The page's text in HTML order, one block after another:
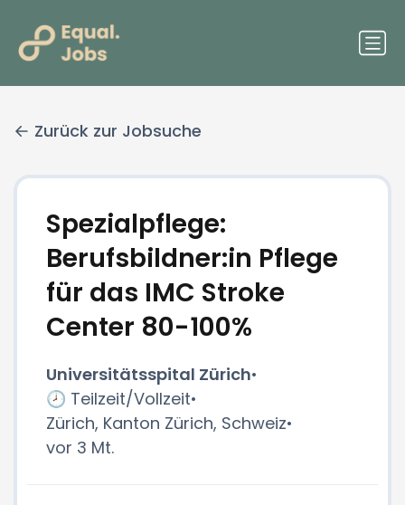
Zurück zur Jobsuche
Spezialpflege:
Berufsbildner:in Pflege
für das IMC Stroke
Center 80-100%
Universitätsspital Zürich•
🕗 Teilzeit/Vollzeit•
Zürich, Kanton Zürich, Schweiz•
vor 3 Mt.